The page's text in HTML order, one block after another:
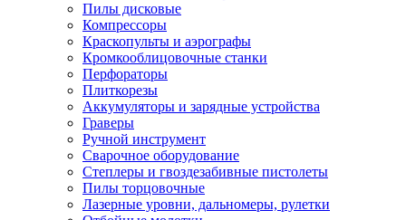
Пилы дисковые
Компрессоры
Краскопульты и аэрографы
Кромкооблицовочные станки
Перфораторы
Плиткорезы
Аккумуляторы и зарядные устройства
Граверы
Ручной инструмент
Сварочное оборудование
Степлеры и гвоздезабивные пистолеты
Пилы торцовочные
Лазерные уровни, дальномеры, рулетки